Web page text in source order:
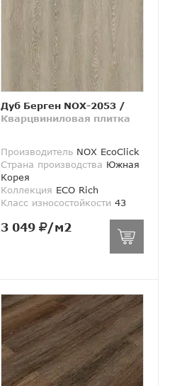
Дуб Берген NOX-2053 /
Кварцвиниловая плитка
Производитель NOX EcoClick
Страна производства Южная
Корея
Коллекция ECO Rich
Класс износостойкости 43
3 049 /м2